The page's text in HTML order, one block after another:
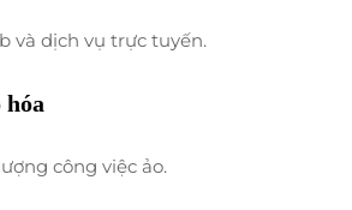
và dịch vụ trực tuyến.
hóa
công việc ảo.